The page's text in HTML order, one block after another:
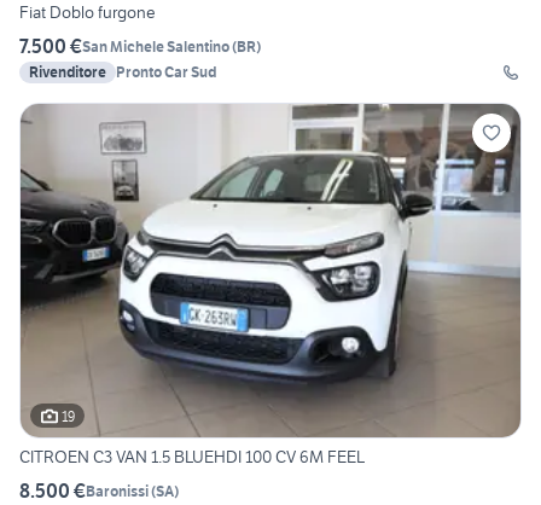
Fiat Doblo furgone
7.500 €San Michele Salentino(BR)
Rivenditore Pronto Car Sud
19
CITROEN C3 VAN 1.5 BLUEHDI 100 CV 6M FEEL
8.500 €Baronissi(SA)